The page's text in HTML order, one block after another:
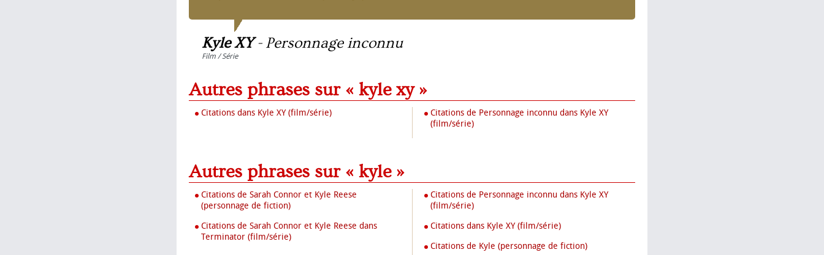
Kyle XY- Personnage inconnu
Film / Série
Autres phrases sur « kyle xy »
Citations dans Kyle XY (film/série)
Citations de Personnage inconnu dans Kyle XY
(film/série)
Autres phrases sur « kyle »
Citations de Sarah Connor et Kyle Reese
(personnage de fiction)
Citations de Sarah Connor et Kyle Reese dans
Terminator (film/série)
Citations de Personnage inconnu dans Kyle XY
(film/série)
Citations dans Kyle XY (film/série)
Citations de Kyle (personnage de fiction)